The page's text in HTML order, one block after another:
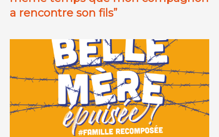
a rencontre son fils”